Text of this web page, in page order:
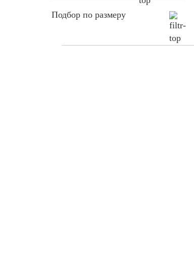
Подбор по размеру